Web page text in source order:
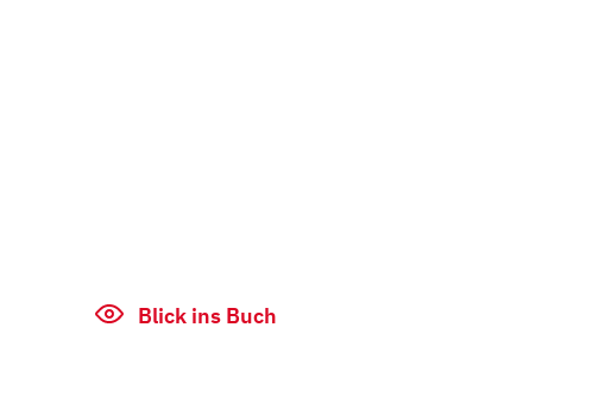
Blick ins Buch